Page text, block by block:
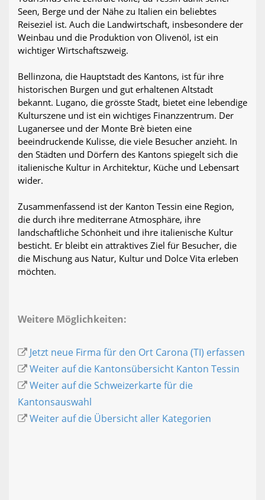
Seen, Berge und der Nähe zu Italien ein beliebtes
Reiseziel ist. Auch die Landwirtschaft, insbesondere der
Weinbau und die Produktion von Olivenöl, ist ein
wichtiger Wirtschaftszweig.
Bellinzona, die Hauptstadt des Kantons, ist für ihre
historischen Burgen und gut erhaltenen Altstadt
bekannt. Lugano, die grösste Stadt, bietet eine lebendige
Kulturszene und ist ein wichtiges Finanzzentrum. Der
Luganersee und der Monte Brè bieten eine
beeindruckende Kulisse, die viele Besucher anzieht. In
den Städten und Dörfern des Kantons spiegelt sich die
italienische Kultur in Architektur, Küche und Lebensart
wider.
Zusammenfassend ist der Kanton Tessin eine Region,
die durch ihre mediterrane Atmosphäre, ihre
landschaftliche Schönheit und ihre italienische Kultur
besticht. Er bleibt ein attraktives Ziel für Besucher, die
die Mischung aus Natur, Kultur und Dolce Vita erleben
möchten.
Weitere Möglichkeiten:
Jetzt neue Firma für den Ort Carona (TI) erfassen
Weiter auf die Kantonsübersicht Kanton Tessin
Weiter auf die Schweizerkarte für die
Kantonsauswahl
Weiter auf die Übersicht aller Kategorien